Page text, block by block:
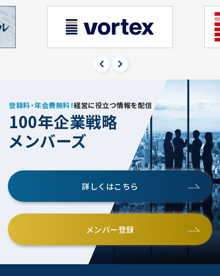
登録料・年会費無料！経営に役立つ情報を配信
100年企業戦略
メンバーズ
詳しくはこちら
メンバー登録